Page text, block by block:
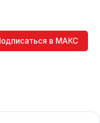
в МАКС